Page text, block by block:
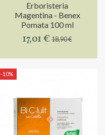
Erboristeria
Magentina - Benex
Pomata 100 ml
17,01 €18,90 €
-10%